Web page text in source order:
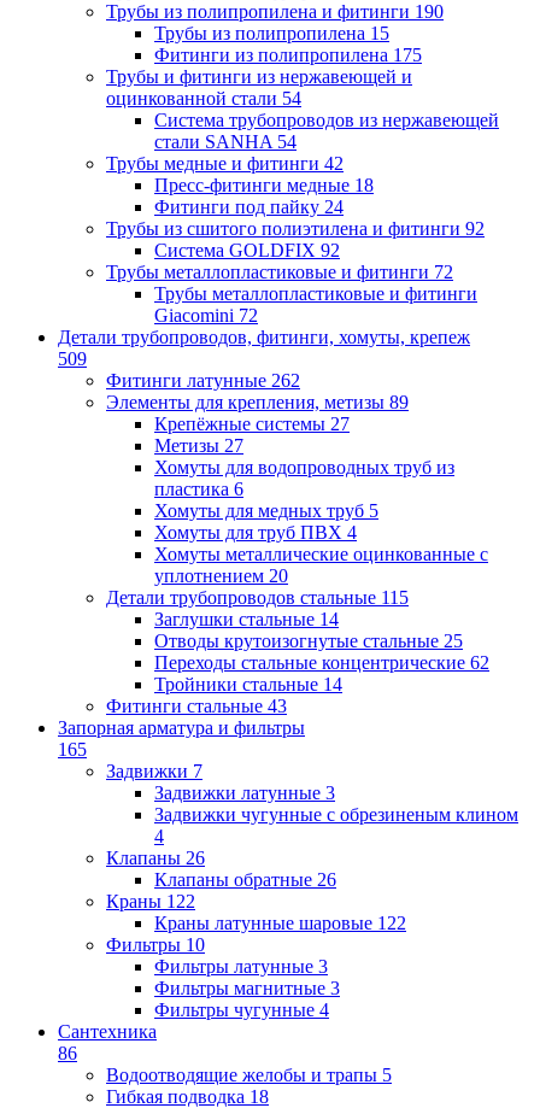
Трубы из полипропилена и фитинги 190
Трубы из полипропилена 15
Фитинги из полипропилена 175
Трубы и фитинги из нержавеющей и
оцинкованной стали 54
Система трубопроводов из нержавеющей
стали SANHA 54
Трубы медные и фитинги 42
Пресс-фитинги медные 18
Фитинги под пайку 24
Трубы из сшитого полиэтилена и фитинги 92
Система GOLDFIX 92
Трубы металлопластиковые и фитинги 72
Трубы металлопластиковые и фитинги
Giacomini 72
Детали трубопроводов, фитинги, хомуты, крепеж
509
Фитинги латунные 262
Элементы для крепления, метизы 89
Крепёжные системы 27
Метизы 27
Хомуты для водопроводных труб из
пластика 6
Хомуты для медных труб 5
Хомуты для труб ПВХ 4
Хомуты металлические оцинкованные с
уплотнением 20
Детали трубопроводов стальные 115
Заглушки стальные 14
Отводы крутоизогнутые стальные 25
Переходы стальные концентрические 62
Тройники стальные 14
Фитинги стальные 43
Запорная арматура и фильтры
165
Задвижки 7
Задвижки латунные 3
Задвижки чугунные с обрезиненым клином
4
Клапаны 26
Клапаны обратные 26
Краны 122
Краны латунные шаровые 122
Фильтры 10
Фильтры латунные 3
Фильтры магнитные 3
Фильтры чугунные 4
Сантехника
86
Водоотводящие желобы и трапы 5
Гибкая подводка 18